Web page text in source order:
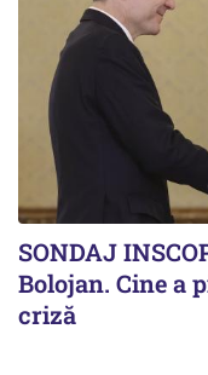
SONDAJ
Bolojan. Cine a
criză